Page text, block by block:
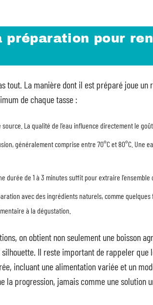
préparation pour
tout. La manière dont il est préparé joue
de chaque tasse :
La qualité de l’eau influence directement le
généralement comprise entre 70°C et 80°C. Une
durée de 1 à 3 minutes suffit pour extraire
avec des ingrédients naturels, comme
à la dégustation.
on obtient non seulement une boisson
Il reste important de rappeler que
incluant une alimentation variée et un
la progression, jamais comme une solution